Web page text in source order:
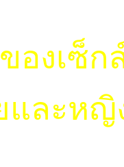
องเซ็
และหญิ